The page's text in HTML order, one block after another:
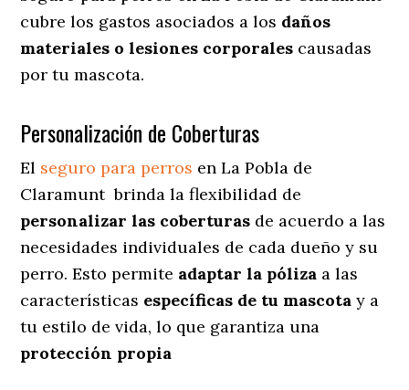
cubre los gastos asociados a los daños
materiales o lesiones corporales causadas
por tu mascota.
Personalización de Coberturas
El seguro para perros en La Pobla de
Claramunt brinda la flexibilidad de
personalizar las coberturas de acuerdo a las
necesidades individuales de cada dueño y su
perro. Esto permite adaptar la póliza a las
características específicas de tu mascota y a
tu estilo de vida, lo que garantiza una
protección propia